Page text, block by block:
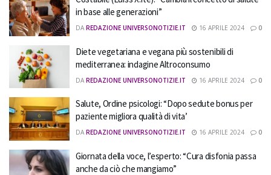
in base alle generazioni”
DA REDAZIONE UNIVERSONOTIZIE.IT 16 APRILE 2024 0
Diete vegetariana e vegana più sostenibili di
mediterranea: indagine Altroconsumo
DA REDAZIONE UNIVERSONOTIZIE.IT 16 APRILE 2024 0
Salute, Ordine psicologi: “Dopo sedute bonus per
paziente migliora qualità di vita’
DA REDAZIONE UNIVERSONOTIZIE.IT 16 APRILE 2024 0
Giornata della voce, l’esperto: “Cura disfonia passa
anche da ciò che mangiamo”